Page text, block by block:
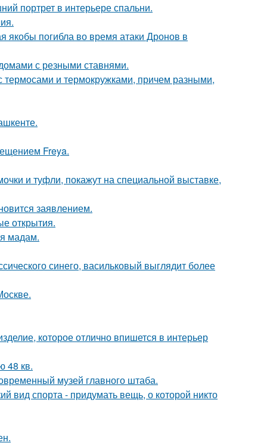
портрет в интерьере спальни.
якобы погибла во время атаки Дронов в
с резными ставнями.
термосами и термокружками, причем разными,
Freya.
и туфли, покажут на специальной выставке,
заявлением.
открытия.
мадам.
синего, васильковый выглядит более
которое отлично впишется в интерьер
48 кв.
музей главного штаба.
вид спорта - придумать вещь, о которой никто